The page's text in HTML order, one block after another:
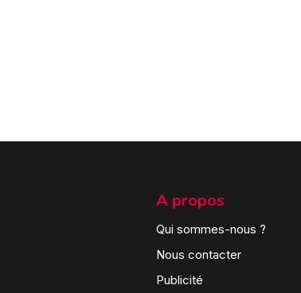
A propos
Qui sommes-nous ?
Nous contacter
Publicité